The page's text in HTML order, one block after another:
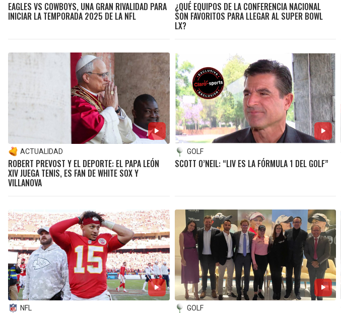
EAGLES VS COWBOYS, UNA GRAN RIVALIDAD PARA
INICIAR LA TEMPORADA 2025 DE LA NFL
¿QUÉ EQUIPOS DE LA CONFERENCIA NACIONAL
SON FAVORITOS PARA LLEGAR AL SUPER BOWL
LX?
ACTUALIDAD
ROBERT PREVOST Y EL DEPORTE: EL PAPA LEÓN
XIV JUEGA TENIS, ES FAN DE WHITE SOX Y
VILLANOVA
GOLF
SCOTT O’NEIL: “LIV ES LA FÓRMULA 1 DEL GOLF”
NFL GOLF